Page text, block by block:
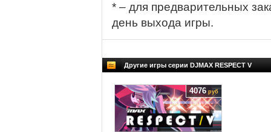
* – для предварительных
день выхода игры.
Другие игры серии DJMAX RESPECT V
4076 руб